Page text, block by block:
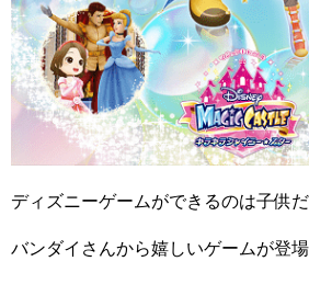
ディズニーゲームができるのは子供
バンダイさんから嬉しいゲームが登